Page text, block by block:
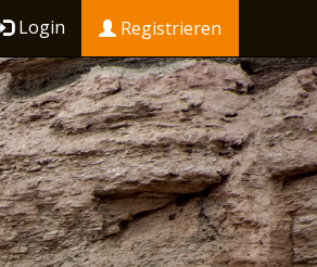
Login Registrieren